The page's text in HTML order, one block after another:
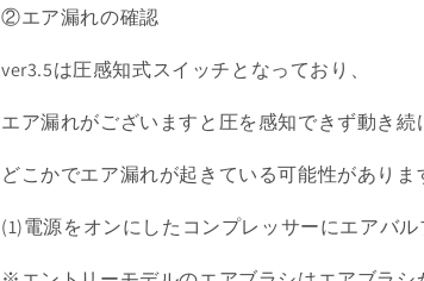
②エア漏れの確認
ver3.5は圧感知式スイッチとなっており、
エア漏れがございますと圧を感知できず動き続
どこかでエア漏れが起きている可能性がありま
(1)電源をオンにしたコンプレッサーにエアバ